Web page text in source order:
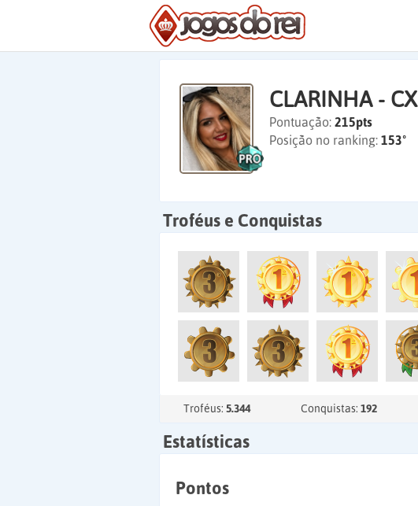
CLARINHA - CX
Pontuação: 215pts
Posição no ranking: 153º
Troféus e Conquistas
Troféus: 5.344 Conquistas: 192
Estatísticas
Pontos